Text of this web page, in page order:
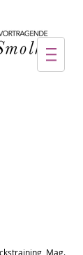
Mag.